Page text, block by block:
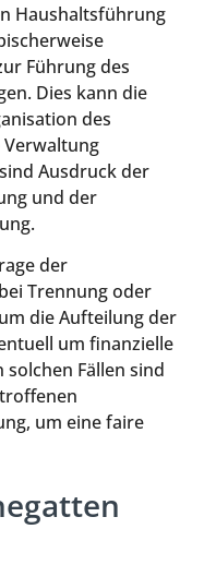
Haushaltsführung
Führung des
Dies kann die
des
Ausdruck der
und der
der
Trennung oder
die Aufteilung der
um finanzielle
Fällen sind
um eine faire